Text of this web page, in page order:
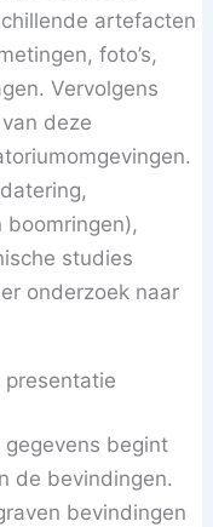
artefacten
foto’s,
Vervolgens
deze
boomringen),
studies
onderzoek naar
begint
de bevindingen.
bevindingen